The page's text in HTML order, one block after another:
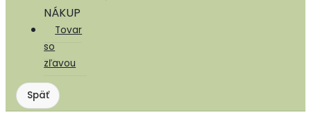
NÁKUP
Tovar
so
zľavou